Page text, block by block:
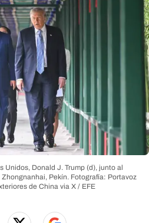
Unidos, Donald J. Trump (d), junto al
Pekín. Fotografía: Portavoz
de China via X / EFE